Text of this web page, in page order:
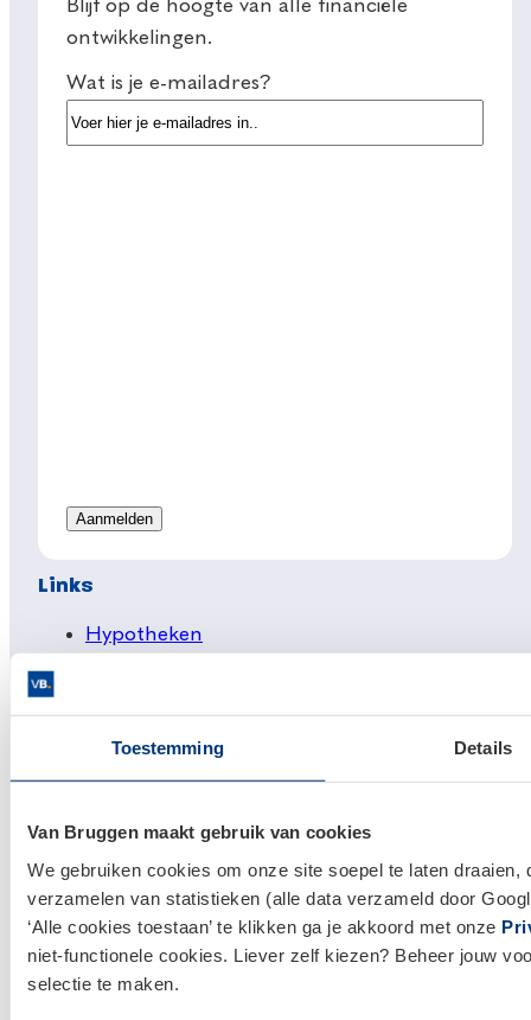
Toestemming Details
Van Bruggen maakt gebruik van cookies
We gebruiken cookies om onze site soepel te laten
verzamelen van statistieken (alle data verzameld door
‘Alle cookies toestaan’ te klikken ga je akkoord met onze
niet-functionele cookies. Liever zelf kiezen? Beheer jouw
selectie te maken.
Blijf op de hoogte van alle financiële
ontwikkelingen.
Wat is je e-mailadres?
Links
Hypotheken
Actuele hypotheekrentes
Financieel Advies
Makelaardij
Huis kopen
Klantenservice en contact